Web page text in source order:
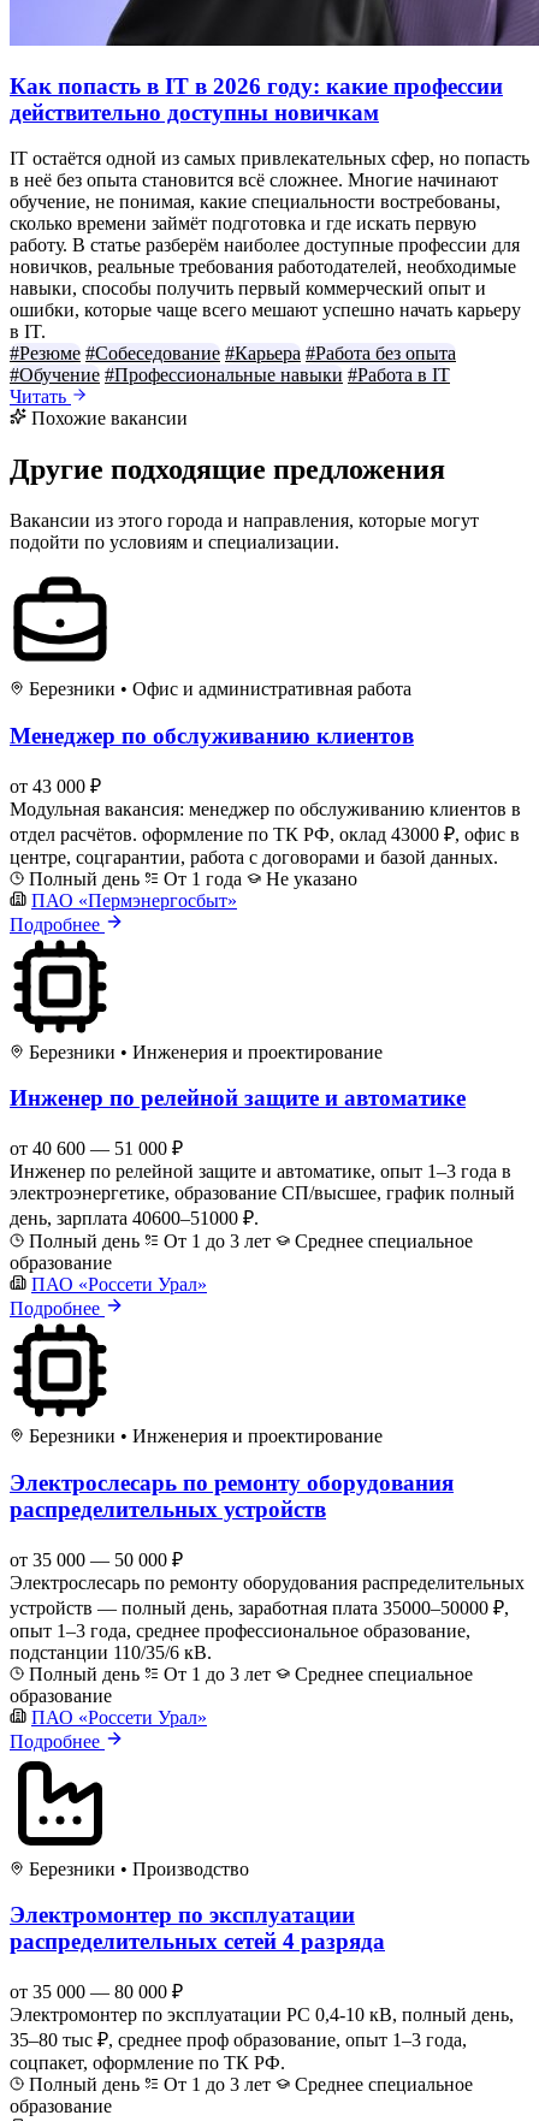
Как попасть в IT в 2026 году: какие профессии
действительно доступны новичкам
IT остаётся одной из самых привлекательных сфер, но попасть
в неё без опыта становится всё сложнее. Многие начинают
обучение, не понимая, какие специальности востребованы,
сколько времени займёт подготовка и где искать первую
работу. В статье разберём наиболее доступные профессии для
новичков, реальные требования работодателей, необходимые
навыки, способы получить первый коммерческий опыт и
ошибки, которые чаще всего мешают успешно начать карьеру
в IT.
#Резюме #Собеседование #Карьера #Работа без опыта
#Обучение #Профессиональные навыки #Работа в IT
Читать
Похожие вакансии
Другие подходящие предложения
Вакансии из этого города и направления, которые могут
подойти по условиям и специализации.
Березники • Офис и административная работа
Менеджер по обслуживанию клиентов
от 43 000 ₽
Модульная вакансия: менеджер по обслуживанию клиентов в
отдел расчётов. оформление по ТК РФ, оклад 43000 ₽, офис в
центре, соцгарантии, работа с договорами и базой данных.
Полный день
От 1 года
Не указано
ПАО «Пермэнергосбыт»
Подробнее
Березники • Инженерия и проектирование
Инженер по релейной защите и автоматике
от 40 600 — 51 000 ₽
Инженер по релейной защите и автоматике, опыт 1–3 года в
электроэнергетике, образование СП/высшее, график полный
день, зарплата 40600–51000 ₽.
Полный день
От 1 до 3 лет
Среднее специальное
образование
ПАО «Россети Урал»
Подробнее
Березники • Инженерия и проектирование
Электрослесарь по ремонту оборудования
распределительных устройств
от 35 000 — 50 000 ₽
Электрослесарь по ремонту оборудования распределительных
устройств — полный день, заработная плата 35000–50000 ₽,
опыт 1–3 года, среднее профессиональное образование,
подстанции 110/35/6 кВ.
Полный день
От 1 до 3 лет
Среднее специальное
образование
ПАО «Россети Урал»
Подробнее
Березники • Производство
Электромонтер по эксплуатации
распределительных сетей 4 разряда
от 35 000 — 80 000 ₽
Электромонтер по эксплуатации РС 0,4-10 кВ, полный день,
35–80 тыс ₽, среднее проф образование, опыт 1–3 года,
соцпакет, оформление по ТК РФ.
Полный день
От 1 до 3 лет
Среднее специальное
образование